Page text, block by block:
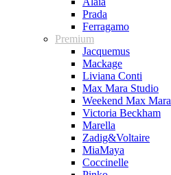
Prada
Ferragamo
Premium
Jacquemus
Mackage
Liviana Conti
Max Mara Studio
Weekend Max Mara
Victoria Beckham
Marella
Zadig&Voltaire
MiaMaya
Coccinelle